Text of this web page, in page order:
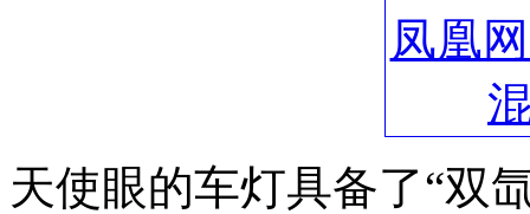
天使眼的车灯具备了“双